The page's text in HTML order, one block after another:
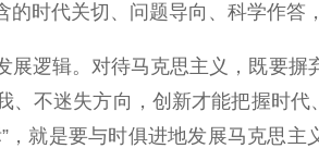
的时代关切、问题导向、科学作答
辑。对待马克思主义，既要摒
、不迷失方向，创新才能把握时
，就是要与时俱进地发展马克思